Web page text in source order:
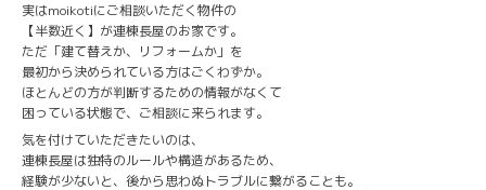
実はmoikotiにご相談いただく物件の
【半数近く】が連棟長屋のお家です。
ただ「建て替えか、リフォームか」を
最初から決められている方はごくわずか。
ほとんどの方が判断するための情報がなくて
困っている状態で、ご相談に来られます。
気を付けていただきたいのは、
連棟長屋は独特のルールや構造があるため、
経験が少ないと、後から思わぬトラブルに繋がることも。